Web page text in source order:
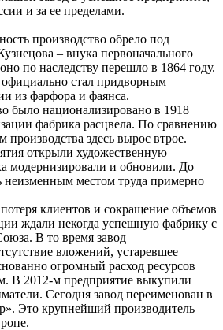
и за ее пределами.
производство обрело под
– внука первоначального
по наследству перешло в 1864 году.
официально стал придворным
из фарфора и фаянса.
было национализировано в 1918
фабрика расцвела. По сравнению
производства здесь вырос втрое.
открыли художественную
модернизировали и обновили. До
неизменным местом труда примерно
клиентов и сокращение объемов
ждали некогда успешную фабрику с
В то время завод
вложений, устаревшее
огромный расход ресурсов
В 2012-м предприятие выкупили
Сегодня завод переименован в
Это крупнейший производитель